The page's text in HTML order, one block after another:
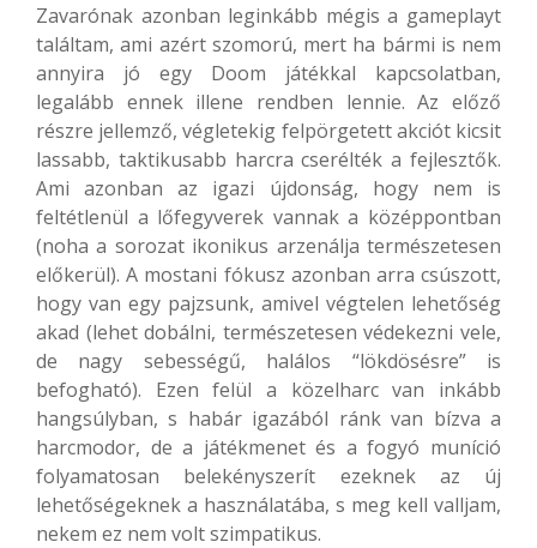
Zavarónak azonban leginkább mégis a gameplayt
találtam, ami azért szomorú, mert ha bármi is nem
annyira jó egy Doom játékkal kapcsolatban,
legalább ennek illene rendben lennie. Az előző
részre jellemző, végletekig felpörgetett akciót kicsit
lassabb, taktikusabb harcra cserélték a fejlesztők.
Ami azonban az igazi újdonság, hogy nem is
feltétlenül a lőfegyverek vannak a középpontban
(noha a sorozat ikonikus arzenálja természetesen
előkerül). A mostani fókusz azonban arra csúszott,
hogy van egy pajzsunk, amivel végtelen lehetőség
akad (lehet dobálni, természetesen védekezni vele,
de nagy sebességű, halálos “lökdösésre” is
befogható). Ezen felül a közelharc van inkább
hangsúlyban, s habár igazából ránk van bízva a
harcmodor, de a játékmenet és a fogyó muníció
folyamatosan belekényszerít ezeknek az új
lehetőségeknek a használatába, s meg kell valljam,
nekem ez nem volt szimpatikus.